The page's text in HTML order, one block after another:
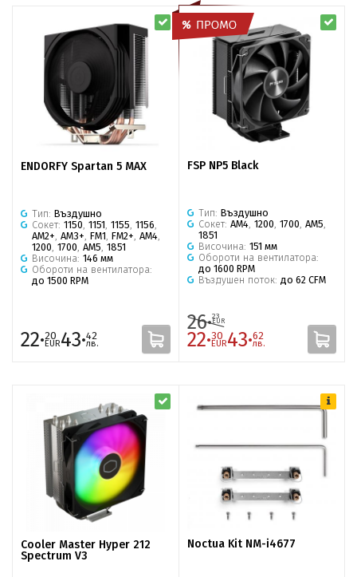
ENDORFY Spartan 5 MAX
Тип: Въздушно
Сокет: 1150, 1151, 1155, 1156,
AM2+, AM3+, FM1, FM2+, AM4,
1200, 1700, AM5, 1851
Височина: 146 мм
Обороти на вентилатора:
до 1500 RPM
22·20
EUR43·42
лв.
FSP NP5 Black
Тип: Въздушно
Сокет: AM4, 1200, 1700, AM5,
1851
Височина: 151 мм
Обороти на вентилатора:
до 1600 RPM
Въздушен поток: до 62 CFM
26·23
EUR
22·30
EUR43·62
лв.
Cooler Master Hyper 212
Spectrum V3
Noctua Kit NM-i4677